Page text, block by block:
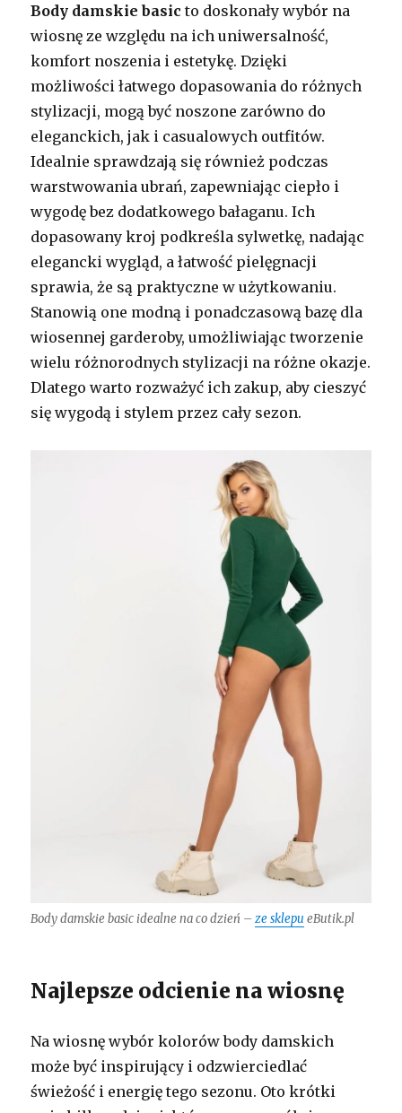
Body damskie basic to doskonały wybór na
wiosnę ze względu na ich uniwersalność,
komfort noszenia i estetykę. Dzięki
możliwości łatwego dopasowania do różnych
stylizacji, mogą być noszone zarówno do
eleganckich, jak i casualowych outfitów.
Idealnie sprawdzają się również podczas
warstwowania ubrań, zapewniając ciepło i
wygodę bez dodatkowego bałaganu. Ich
dopasowany kroj podkreśla sylwetkę, nadając
elegancki wygląd, a łatwość pielęgnacji
sprawia, że są praktyczne w użytkowaniu.
Stanowią one modną i ponadczasową bazę dla
wiosennej garderoby, umożliwiając tworzenie
wielu różnorodnych stylizacji na różne okazje.
Dlatego warto rozważyć ich zakup, aby cieszyć
się wygodą i stylem przez cały sezon.
Body damskie basic idealne na co dzień –ze sklepu eButik.pl
Najlepsze odcienie na wiosnę
Na wiosnę wybór kolorów body damskich
może być inspirujący i odzwierciedlać
świeżość i energię tego sezonu. Oto krótki